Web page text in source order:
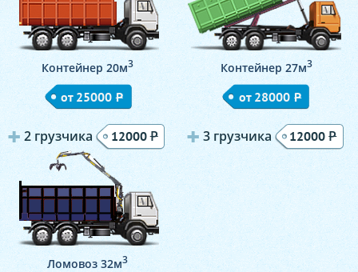
Контейнер 20м3
от 25000 Р
2 грузчика 12000Р
Контейнер 27м3
от 28000 Р
3 грузчика 12000Р
Ломовоз 32м3